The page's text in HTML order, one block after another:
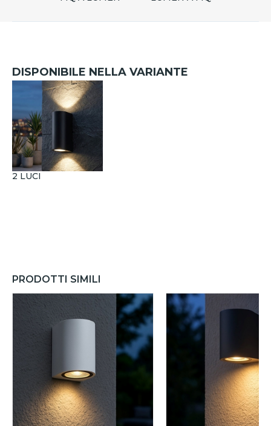
DISPONIBILE NELLA VARIANTE
2 LUCI
PRODOTTI SIMILI